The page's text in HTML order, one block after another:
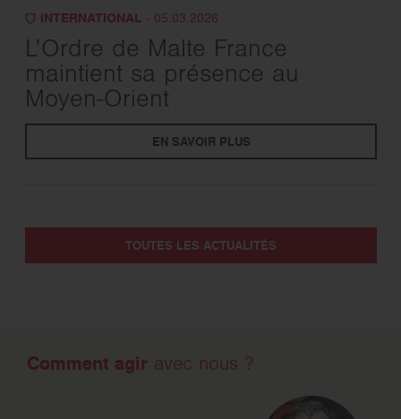
INTERNATIONAL - 05.03.2026
L’Ordre de Malte France
maintient sa présence au
Moyen-Orient
EN SAVOIR PLUS
TOUTES LES ACTUALITÉS
Comment agir avec nous ?